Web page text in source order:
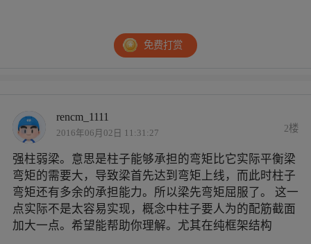
免费打赏
rencm_1111
2016年06月02日 11:31:27 2楼
强柱弱梁。意思是柱子能够承担的弯矩比它实际平衡梁
弯矩的需要大，导致梁首先达到弯矩上线，而此时柱子
弯矩还有多余的承担能力。所以梁先弯矩屈服了。 这一
点实际不是太容易实现，概念中柱子要人为的配筋截面
加大一点。希望能帮助你理解。尤其在纯框架结构